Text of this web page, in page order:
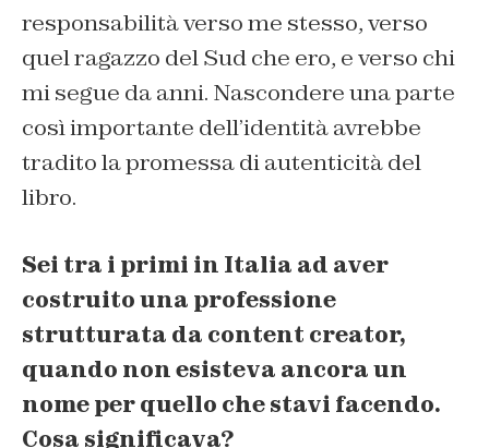
responsabilità verso me stesso, verso
quel ragazzo del Sud che ero, e verso chi
mi segue da anni. Nascondere una parte
così importante dell’identità avrebbe
tradito la promessa di autenticità del
libro.
Sei tra i primi in Italia ad aver
costruito una professione
strutturata da content creator,
quando non esisteva ancora un
nome per quello che stavi facendo.
Cosa significava?